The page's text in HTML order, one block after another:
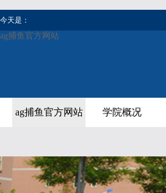
今天是：
ag捕鱼官方网站
ag捕鱼官方网站 学院概况